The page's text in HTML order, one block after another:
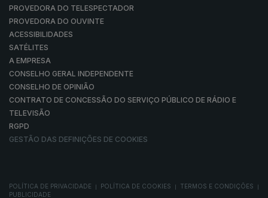
PROVEDORA DO TELESPECTADOR
PROVEDORA DO OUVINTE
ACESSIBILIDADES
SATÉLITES
A EMPRESA
CONSELHO GERAL INDEPENDENTE
CONSELHO DE OPINIÃO
CONTRATO DE CONCESSÃO DO SERVIÇO PÚBLICO DE RÁDIO E
TELEVISÃO
RGPD
GESTÃO DAS DEFINIÇÕES DE COOKIES
POLÍTICA DE PRIVACIDADE POLÍTICA DE COOKIES TERMOS E CONDIÇÕES
PUBLICIDADE